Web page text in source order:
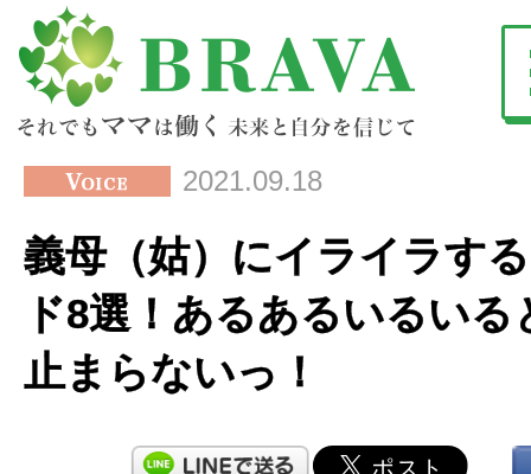
2021.09.18
義母（姑）にイライラす
ド8選！あるあるいるいる
止まらないっ！